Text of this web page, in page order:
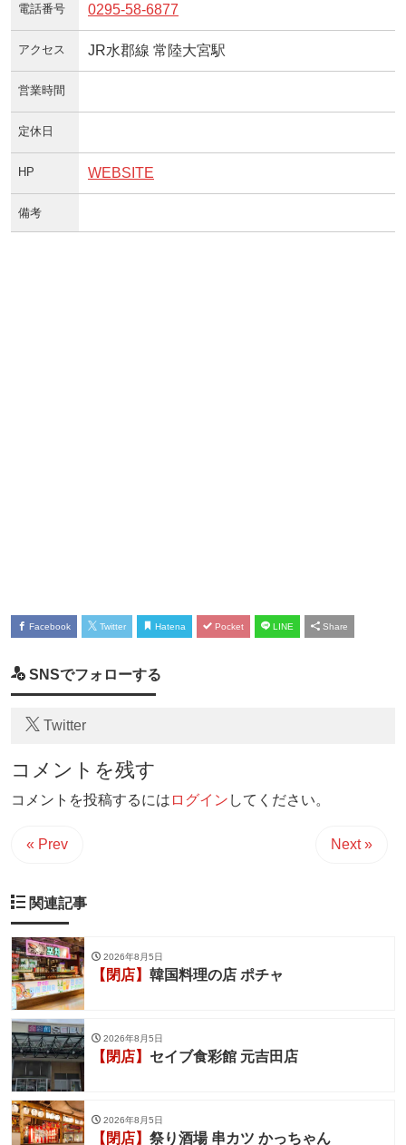
電話番号 0295-58-6877
アクセス JR水郡線 常陸大宮駅
営業時間
定休日
HP WEBSITE
備考
Facebook Twitter Hatena Pocket LINE Share
SNSでフォローする
Twitter
コメントを残す
コメントを投稿するには ログイン してください。
« Prev Next »
関連記事
2026年8月5日
【閉店】 韓国料理の店 ポチャ
2026年8月5日
【閉店】 セイブ食彩館 元吉田店
2026年8月5日
【閉店】 祭り酒場 串カツ かっちゃん